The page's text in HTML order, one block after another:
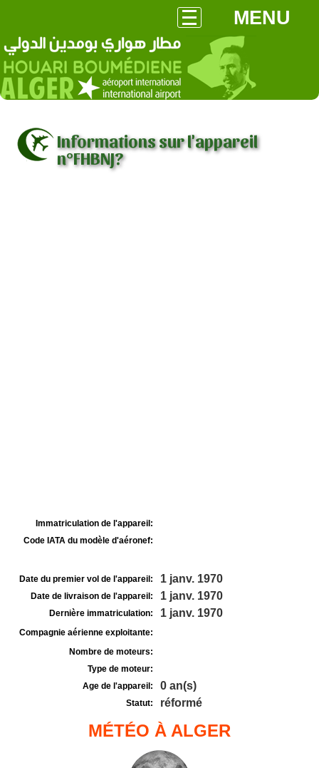
MENU
Informations sur l'appareil
n°FHBNJ?
Immatriculation de l'appareil:
Code IATA du modèle d'aéronef:
Date du premier vol de l'appareil: 1 janv. 1970
Date de livraison de l'appareil: 1 janv. 1970
Dernière immatriculation: 1 janv. 1970
Compagnie aérienne exploitante:
Nombre de moteurs:
Type de moteur:
Age de l'appareil:
0 an(s)
Statut: réformé
MÉTÉO À ALGER